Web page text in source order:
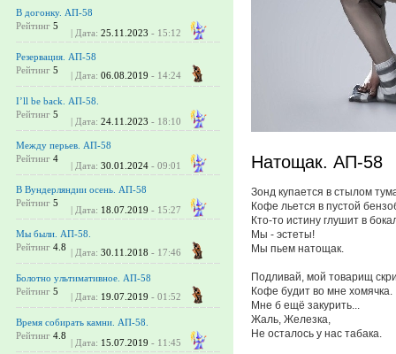
В догонку. АП-58
Рейтинг 5
| Дата: 25.11.2023 - 15:12
Резервация. АП-58
Рейтинг 5 | Дата: 06.08.2019 - 14:24
I’ll be back. АП-58.
Рейтинг 5
| Дата: 24.11.2023 - 18:10
Между перьев. АП-58
Рейтинг 4
| Дата: 30.01.2024 - 09:01
В Вундерляндии осень. АП-58
Рейтинг 5
| Дата: 18.07.2019 - 15:27
Мы были. АП-58.
Рейтинг 4.8 | Дата: 30.11.2018 - 17:46
Болотно ультимативное. АП-58
Рейтинг 5 | Дата: 19.07.2019 - 01:52
Время собирать камни. АП-58.
Рейтинг 4.8
| Дата: 15.07.2019 - 11:45
Натощак. АП-58
Зонд купается в стылом
Кофе льется в пустой
Кто-то истину глушит в
Мы - эстеты!
Мы пьем натощак.
Подливай, мой товарищ
Кофе будит во мне хомячка.
Мне б ещё закурить...
Жаль, Железка,
Не осталось у нас табака.